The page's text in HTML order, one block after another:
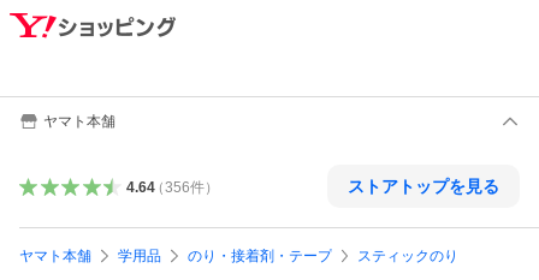
ヤマト本舗
4.64（356件） ストアトップを見る
ヤマト本舗 学用品 のり・接着剤・テープ スティックのり